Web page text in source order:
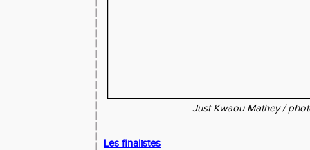
Just Kwaou Mathey /
Les finalistes